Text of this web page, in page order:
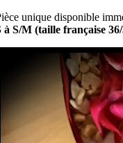
unique disponible
à S/M (taille française